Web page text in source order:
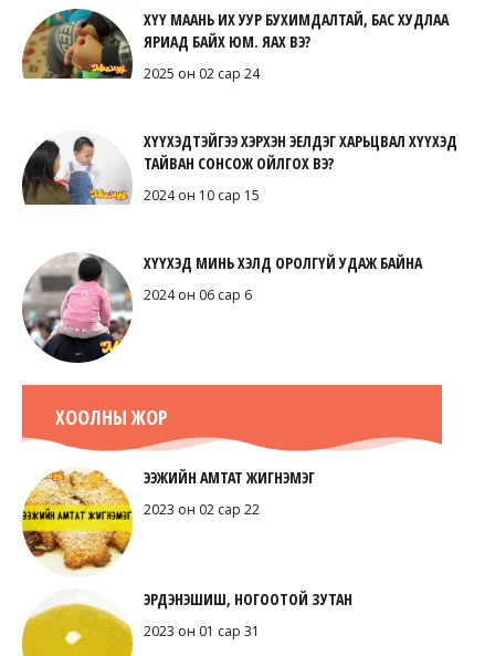
ХҮҮ МААНЬ ИХ УУР БУХИМДАЛТАЙ, БАС ХУДЛАА
ЯРИАД БАЙХ ЮМ. ЯАХ ВЭ?
2025 он 02 сар 24
ХҮҮХЭДТЭЙГЭЭ ХЭРХЭН ЭЕЛДЭГ ХАРЬЦВАЛ ХҮҮХЭД
ТАЙВАН СОНСОЖ ОЙЛГОХ ВЭ?
2024 он 10 сар 15
ХҮҮХЭД МИНЬ ХЭЛД ОРОЛГҮЙ УДАЖ БАЙНА
2024 он 06 сар 6
ХООЛНЫ ЖОР
ЭЭЖИЙН АМТАТ ЖИГНЭМЭГ
2023 он 02 сар 22
ЭРДЭНЭШИШ, НОГООТОЙ ЗУТАН
2023 он 01 сар 31